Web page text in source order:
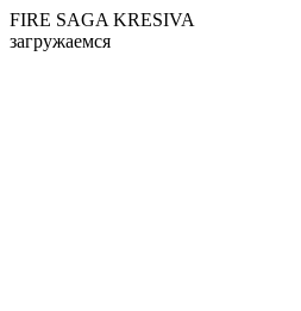
FIRE SAGA KRESIVA
загружаемся